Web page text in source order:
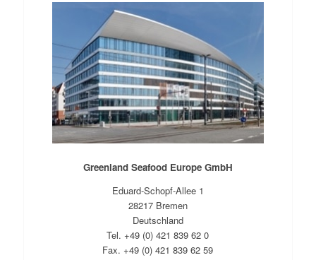
Greenland Seafood Europe GmbH
Eduard-Schopf-Allee 1
28217 Bremen
Deutschland
Tel. +49 (0) 421 839 62 0
Fax. +49 (0) 421 839 62 59